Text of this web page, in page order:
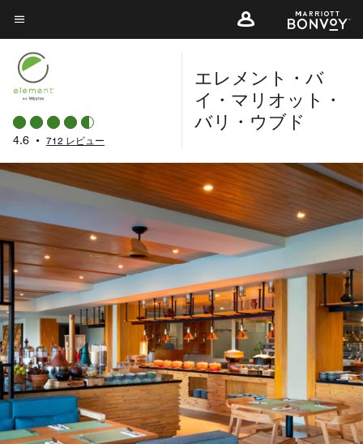
Skip
to
main
content
メニューのテキスト
4.6 • 712 レビュー
エレメント・バ
イ・マリオット・
バリ・ウブド